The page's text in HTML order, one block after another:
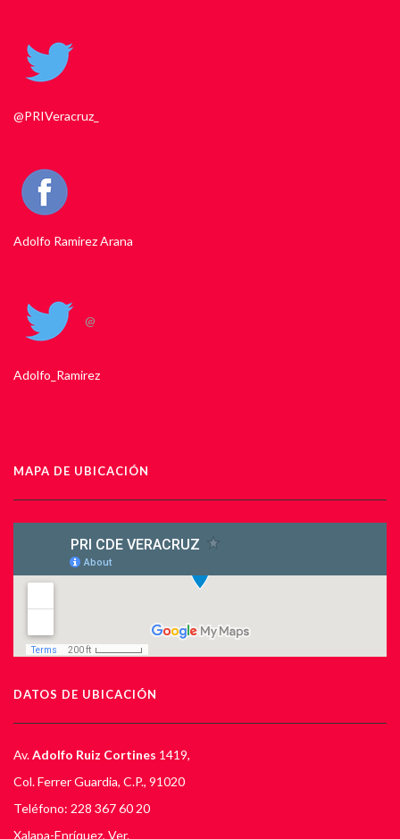
@PRIVeracruz_
Adolfo Ramirez Arana
@
Adolfo_Ramirez
MAPA DE UBICACIÓN
DATOS DE UBICACIÓN
Av.Adolfo Ruiz Cortines 1419,
Col. Ferrer Guardia, C.P., 91020
Teléfono: 228 367 60 20
Xalapa-Enríquez, Ver.